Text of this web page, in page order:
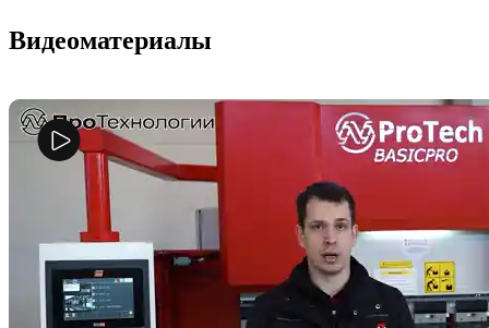
Видеоматериалы